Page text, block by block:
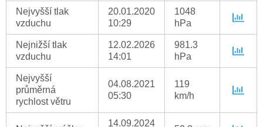
Nejvyšší tlak
vzduchu
20.01.2020
10:29
1048
hPa
Nejnižší tlak
vzduchu
12.02.2026
14:01
981.3
hPa
Nejvyšší
průměrná
rychlost větru
04.08.2021
05:30
119
km/h
14.09.2024